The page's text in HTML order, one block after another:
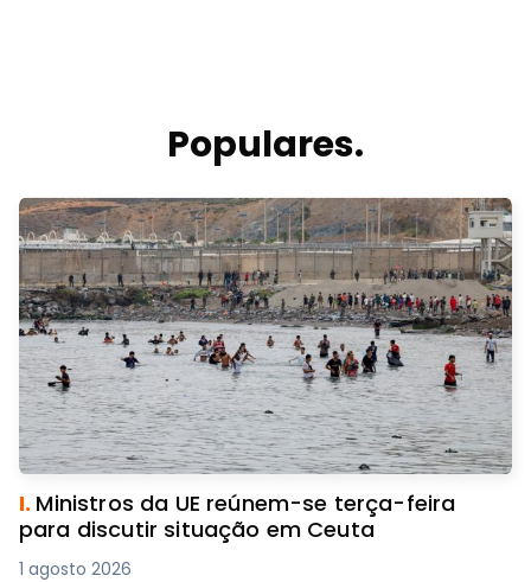
Populares.
I. Ministros da UE reúnem-se terça-feira
para discutir situação em Ceuta
1 agosto 2026